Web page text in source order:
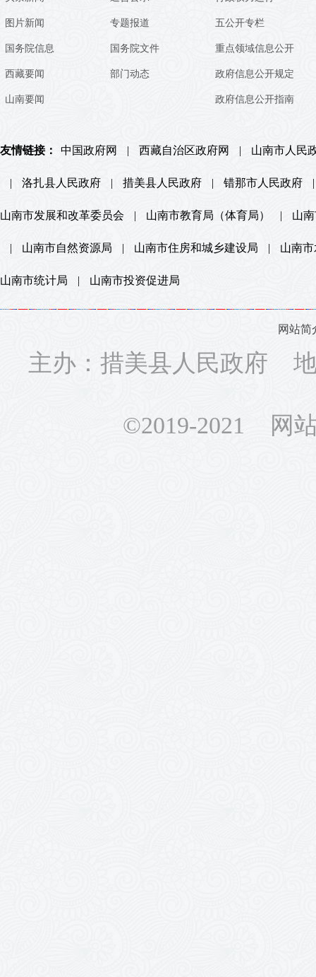
图片新闻
国务院信息
西藏要闻
山南要闻
专题报道
国务院文件
部门动态
五公开专栏
重点领域信息公开
政府信息公开规定
政府信息公开指南
友情链接： 中国政府网 | 西藏自治区政府网 | 山南市人民
| 洛扎县人民政府 | 措美县人民政府 | 错那市人民政府 |
山南市发展和改革委员会 | 山南市教育局（体育局） | 山
| 山南市自然资源局 | 山南市住房和城乡建设局 | 山南
山南市统计局 | 山南市投资促进局
网站简
主办：措美县人民政府
©2019-2021 网